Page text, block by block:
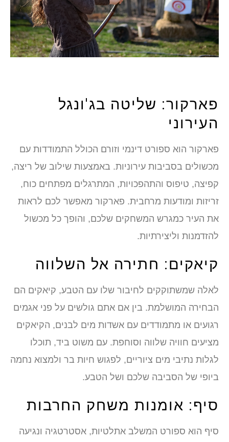
פארקור: שליטה בג'ונגל
העירוני
פארקור הוא ספורט דינמי וזורם הכולל התמודדות עם
מכשולים בסביבות עירוניות. באמצעות שילוב של ריצה,
קפיצה, טיפוס והתהפכויות, המתרגלים מפתחים כוח,
זריזות ומודעות מרחבית. פארקור מאפשר לכם לראות
את העיר כמגרש המשחקים שלכם, והופך כל מכשול
להזדמנות וליצירתיות.
קיאקים: חתירה אל השלווה
לאלה שמשתוקקים לחיבור שלו עם הטבע, קיאקים הם
הבחירה המושלמת. בין אם אתם גולשים על פני אגמים
רגועים או מתמודדים עם אשדות מים לבנים, הקיאקים
מציעים חוויה שלווה וסוחפת. עם משוט ביד, תוכלו
לגלות נתיבי מים ציוריים, לפגוש חיות בר ולמצוא נחמה
ביופי של הסביבה שלכם ושל הטבע.
סיף: אומנות משחק החרבות
סיף הוא ספורט המשלב אתלטיות, אסטרטגיה ונגיעה